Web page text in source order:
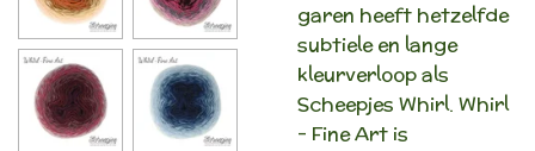
garen heeft hetzelfde
subtiele en lange
kleurverloop als
Scheepjes Whirl. Whirl
- Fine Art is